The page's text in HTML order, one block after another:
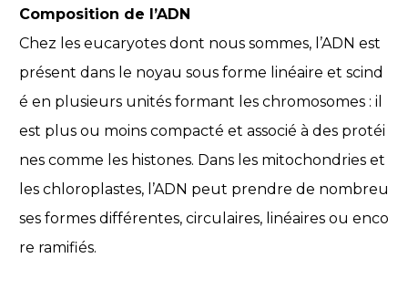
Composition de l’ADN
Chez les eucaryotes dont nous sommes, l’ADN est
présent dans le noyau sous forme linéaire et scind
é en plusieurs unités formant les chromosomes : il
est plus ou moins compacté et associé à des protéi
nes comme les histones. Dans les mitochondries et
les chloroplastes, l’ADN peut prendre de nombreu
ses formes différentes, circulaires, linéaires ou enco
re ramifiés.